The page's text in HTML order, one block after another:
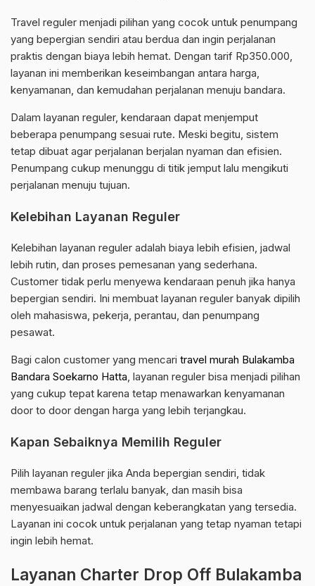
Travel reguler menjadi pilihan yang cocok untuk penumpang
yang bepergian sendiri atau berdua dan ingin perjalanan
praktis dengan biaya lebih hemat. Dengan tarif Rp350.000,
layanan ini memberikan keseimbangan antara harga,
kenyamanan, dan kemudahan perjalanan menuju bandara.
Dalam layanan reguler, kendaraan dapat menjemput
beberapa penumpang sesuai rute. Meski begitu, sistem
tetap dibuat agar perjalanan berjalan nyaman dan efisien.
Penumpang cukup menunggu di titik jemput lalu mengikuti
perjalanan menuju tujuan.
Kelebihan Layanan Reguler
Kelebihan layanan reguler adalah biaya lebih efisien, jadwal
lebih rutin, dan proses pemesanan yang sederhana.
Customer tidak perlu menyewa kendaraan penuh jika hanya
bepergian sendiri. Ini membuat layanan reguler banyak dipilih
oleh mahasiswa, pekerja, perantau, dan penumpang
pesawat.
Bagi calon customer yang mencari travel murah Bulakamba
Bandara Soekarno Hatta, layanan reguler bisa menjadi pilihan
yang cukup tepat karena tetap menawarkan kenyamanan
door to door dengan harga yang lebih terjangkau.
Kapan Sebaiknya Memilih Reguler
Pilih layanan reguler jika Anda bepergian sendiri, tidak
membawa barang terlalu banyak, dan masih bisa
menyesuaikan jadwal dengan keberangkatan yang tersedia.
Layanan ini cocok untuk perjalanan yang tetap nyaman tetapi
ingin lebih hemat.
Layanan Charter Drop Off Bulakamba